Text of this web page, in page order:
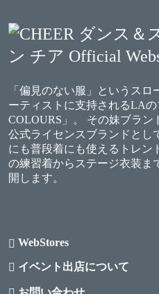
「偏見のない服」というス
ーティストに支持されるLAの
COLOURS」。 その妹ブラン
公式ライセンスブランドとし
にも普段着にも使えるトレン
の練習着からステージ衣装ま
開します。
WebStores
イベント出店について